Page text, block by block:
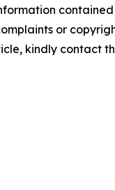
contained
or
kindly contact